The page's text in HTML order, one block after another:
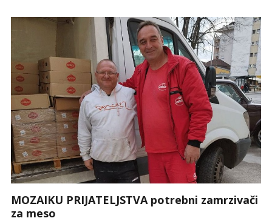
MOZAIKU PRIJATELJSTVA potrebni zamrzivači
za meso